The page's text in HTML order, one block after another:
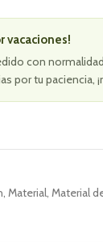
vacaciones!
con
por tu paciencia,
, Material, Material